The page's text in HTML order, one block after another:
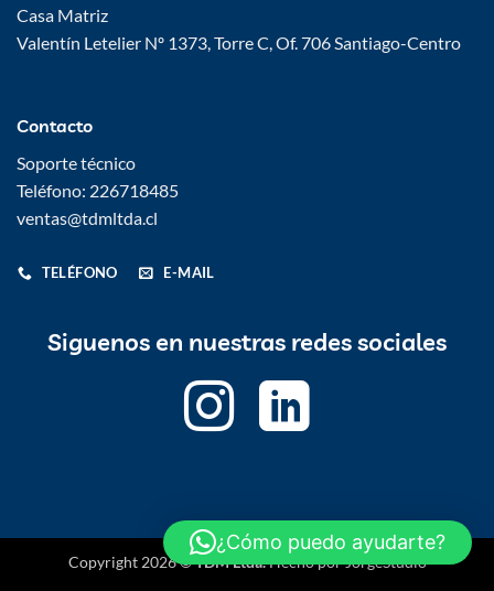
Casa Matriz
Valentín Letelier Nº 1373, Torre C, Of. 706 Santiago-Centro
Contacto
Soporte técnico
Teléfono: 226718485
ventas@tdmltda.cl
TELÉFONO E-MAIL
Siguenos en nuestras redes sociales
Copyright 2026 ©TDM Ltda.Hecho porJorgeStudio
¿Cómo puedo ayudarte?